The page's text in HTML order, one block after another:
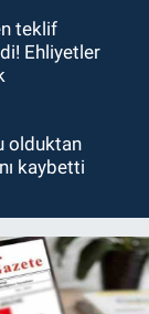
teklif
Ehliyetler
olduktan
kaybetti